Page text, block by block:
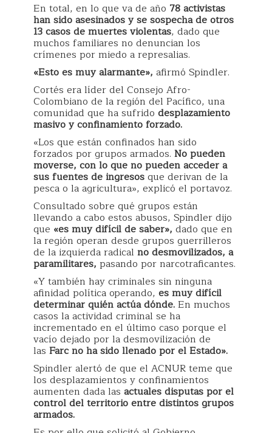
En total, en lo que va de año 78 activistas
han sido asesinados y se sospecha de otros
13 casos de muertes violentas, dado que
muchos familiares no denuncian los
crímenes por miedo a represalias.
«Esto es muy alarmante», afirmó Spindler.
Cortés era líder del Consejo Afro-
Colombiano de la región del Pacífico, una
comunidad que ha sufrido desplazamiento
masivo y confinamiento forzado.
«Los que están confinados han sido
forzados por grupos armados. No pueden
moverse, con lo que no pueden acceder a
sus fuentes de ingresosque derivan de la
pesca o la agricultura», explicó el portavoz.
Consultado sobre qué grupos están
llevando a cabo estos abusos, Spindler dijo
que «es muy difícil de saber», dado que en
la región operan desde grupos guerrilleros
de la izquierda radical no desmovilizados, a
paramilitares, pasando por narcotraficantes.
«Y también hay criminales sin ninguna
afinidad política operando, es muy difícil
determinar quién actúa dónde.En muchos
casos la actividad criminal se ha
incrementado en el último caso porque el
vacío dejado por la desmovilización de
las Farc no ha sido llenado por el Estado».
Spindler alertó de que el ACNUR teme que
los desplazamientos y confinamientos
aumenten dada las actuales disputas por el
control del territorio entre distintos grupos
armados.